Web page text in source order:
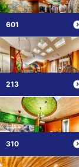
601
213
310